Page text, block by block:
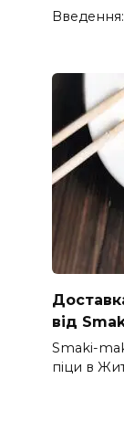
від
Smaki-
піци в